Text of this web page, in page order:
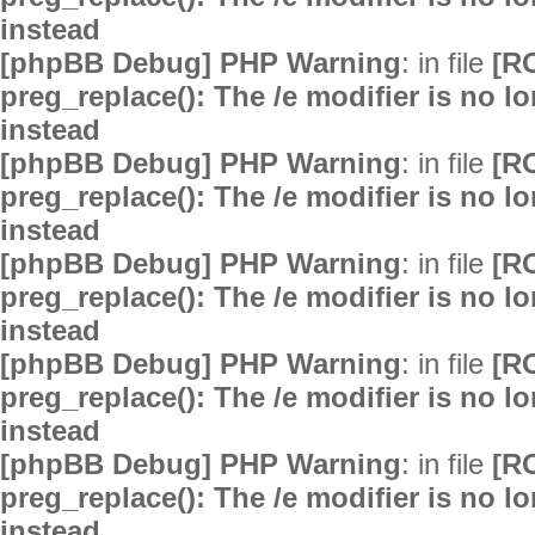
instead
[phpBB Debug] PHP Warning: in file
preg_replace(): The /e modifier is no
instead
[phpBB Debug] PHP Warning: in file
preg_replace(): The /e modifier is no
instead
[phpBB Debug] PHP Warning: in file
preg_replace(): The /e modifier is no
instead
[phpBB Debug] PHP Warning: in file
preg_replace(): The /e modifier is no
instead
[phpBB Debug] PHP Warning: in file
preg_replace(): The /e modifier is no